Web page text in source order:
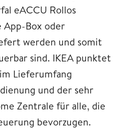
eACCU Rollos
App-Box oder
werden und somit
sind. IKEA punktet
Lieferumfang
und der sehr
Zentrale für alle, die
bevorzugen.